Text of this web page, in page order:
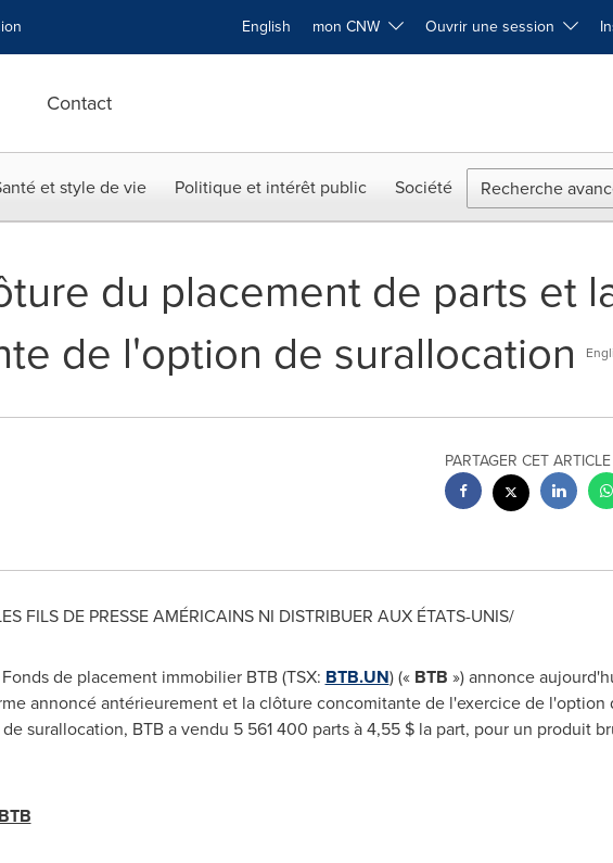
English mon CNW Ouvrir une session
Contact
et style de vie Politique et intérêt public Société Recherche
du placement de parts et
de l'option de surallocation
PARTAGER CET ARTICLE
FILS DE PRESSE AMÉRICAINS NI DISTRIBUER AUX ÉTATS-UNIS/
de placement immobilier BTB (TSX: BTB.UN) (« BTB ») annonce
annoncé antérieurement et la clôture concomitante de l'exercice de l'option
surallocation, BTB a vendu 5 561 400 parts à 4,55 $ la part, pour un produit